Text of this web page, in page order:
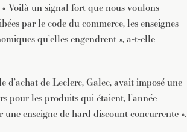
Voilà un signal fort que nous voulons
par le code du commerce, les enseignes
qu’elles engendrent », a-t-elle
de Leclerc, Galec, avait imposé une
pour les produits qui étaient, l’année
enseigne de hard discount concurrente ».